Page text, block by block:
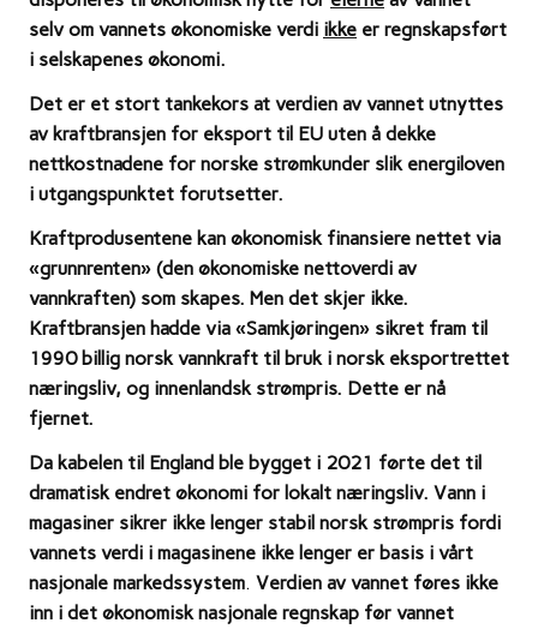
selv om vannets økonomiske verdi ikke er regnskapsført
i selskapenes økonomi.
Det er et stort tankekors at verdien av vannet utnyttes
av kraftbransjen for eksport til EU uten å dekke
nettkostnadene for norske strømkunder slik energiloven
i utgangspunktet forutsetter.
Kraftprodusentene kan økonomisk finansiere nettet via
«grunnrenten» (den økonomiske nettoverdi av
vannkraften) som skapes. Men det skjer ikke.
Kraftbransjen hadde via «Samkjøringen» sikret fram til
1990 billig norsk vannkraft til bruk i norsk eksportrettet
næringsliv, og innenlandsk strømpris. Dette er nå
fjernet.
Da kabelen til England ble bygget i 2021 førte det til
dramatisk endret økonomi for lokalt næringsliv. Vann i
magasiner sikrer ikke lenger stabil norsk strømpris fordi
vannets verdi i magasinene ikke lenger er basis i vårt
nasjonale markedssystem. Verdien av vannet føres ikke
inn i det økonomisk nasjonale regnskap før vannet